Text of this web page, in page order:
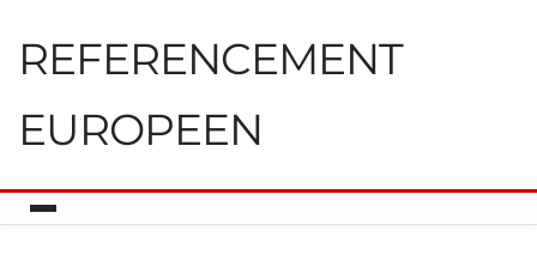
REFERENCEMENT
EUROPEEN